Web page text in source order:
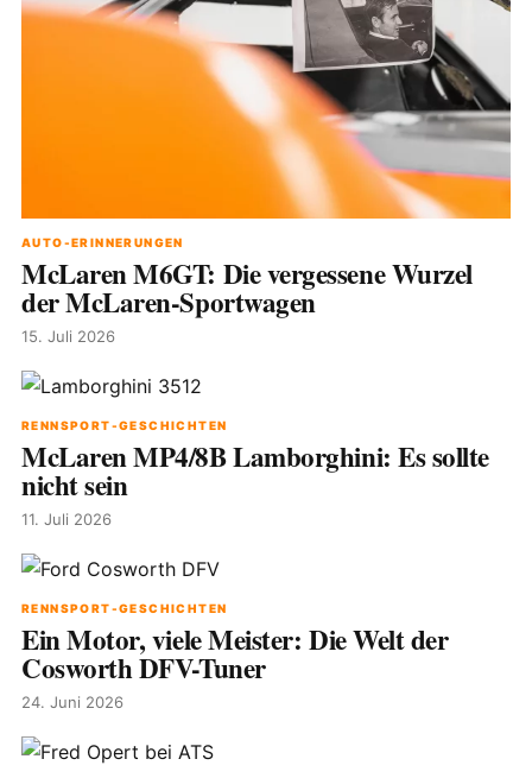
AUTO-ERINNERUNGEN
McLaren M6GT: Die vergessene Wurzel
der McLaren-Sportwagen
15. Juli 2026
RENNSPORT-GESCHICHTEN
McLaren MP4/8B Lamborghini: Es sollte
nicht sein
11. Juli 2026
RENNSPORT-GESCHICHTEN
Ein Motor, viele Meister: Die Welt der
Cosworth DFV-Tuner
24. Juni 2026